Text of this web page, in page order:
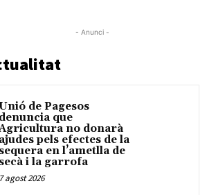
- Anunci -
de Pagesos
denuncia que
no donarà
ajudes pels efectes de la
sequera en l’ametlla de
secà i la garrofa
7 agost 2026